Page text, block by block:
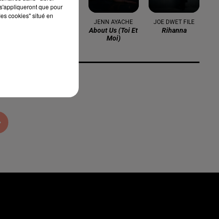
JENN AYACHE
About Us (toi Et
Moi)
JOE DWET FILE
Rihanna
que pour
cookies" situé en